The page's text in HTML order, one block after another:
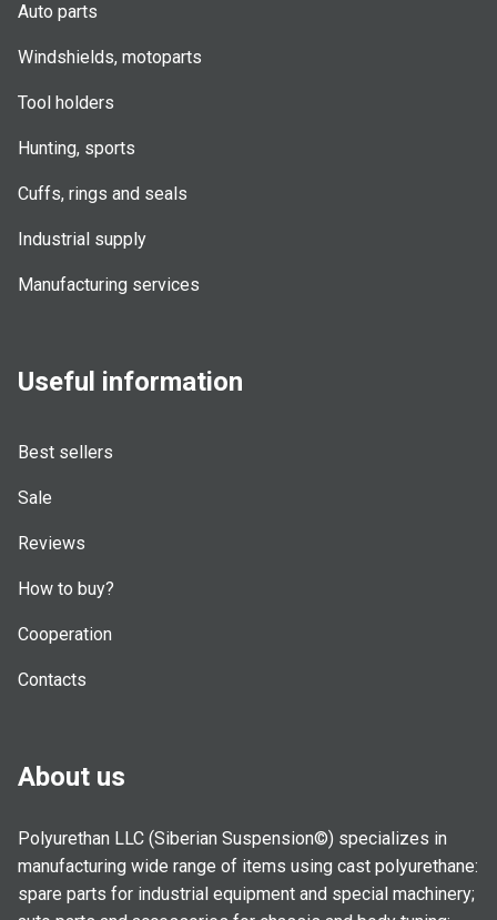
Auto parts
Windshields, motoparts
Tool holders
Hunting, sports
Cuffs, rings and seals
Industrial supply
Manufacturing services
Useful information
Best sellers
Sale
Reviews
How to buy?
Cooperation
Contacts
About us
Polyurethan LLC (Siberian Suspension©) specializes in
manufacturing wide range of items using cast polyurethane:
spare parts for industrial equipment and special machinery;